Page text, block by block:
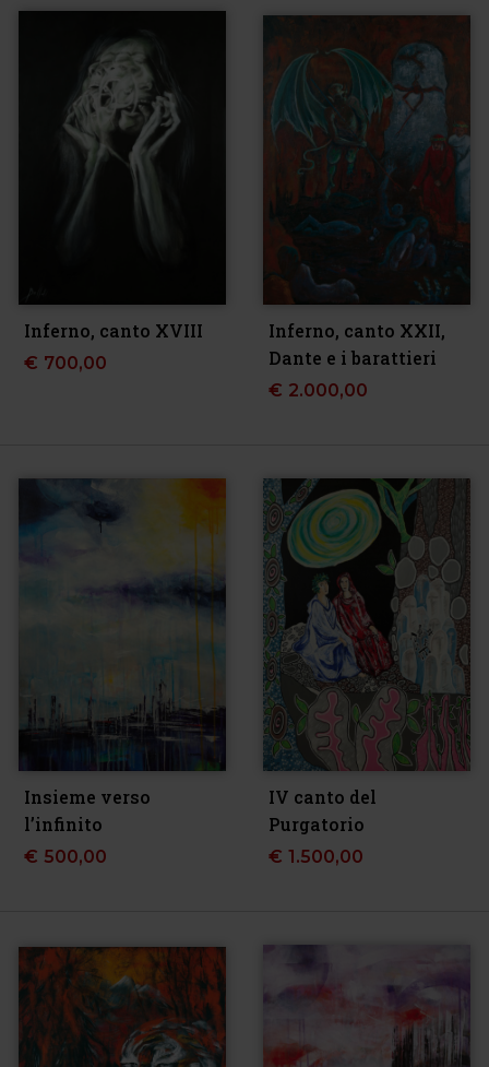
Inferno, canto XVIII
€ 700,00
Inferno, canto XXII,
Dante e i barattieri
€ 2.000,00
Insieme verso
l’infinito
€ 500,00
IV canto del
Purgatorio
€ 1.500,00